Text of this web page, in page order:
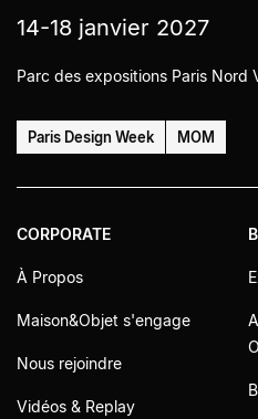
14-18 janvier 2027
Parc des expositions Paris Nord
Paris Design Week MOM
CORPORATE
À Propos
Maison&Objet s'engage
Nous rejoindre
Vidéos & Replay